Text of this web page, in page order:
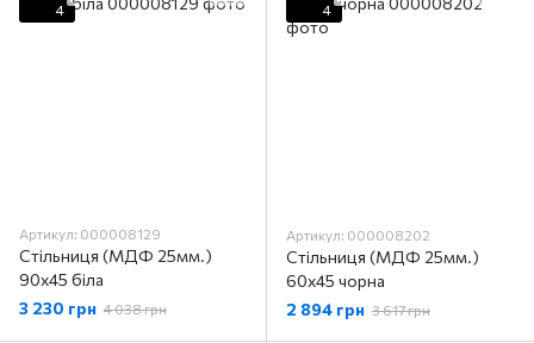
4
Артикул: 000008129
Стільниця (МДФ 25мм.)
90х45 біла
3 230 грн 4 038 грн
4
Артикул: 000008202
Стільниця (МДФ 25мм.)
60х45 чорна
2 894 грн 3 617 грн